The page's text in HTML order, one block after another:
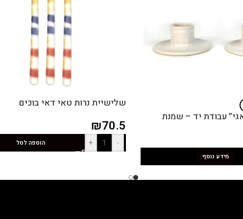
עבודת יד – שמנת
מידע נוסף
שלישיית נרות טאי דאי בוכים
₪70.5
-
+ הוספה לסל